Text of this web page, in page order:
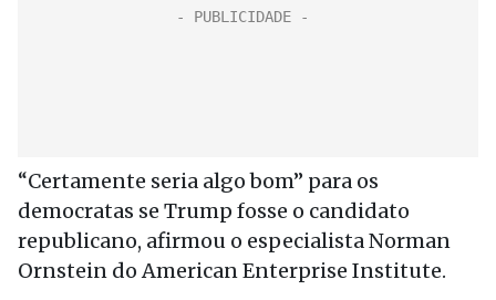
“Certamente seria algo bom” para os
democratas se Trump fosse o candidato
republicano, afirmou o especialista Norman
Ornstein do American Enterprise Institute.